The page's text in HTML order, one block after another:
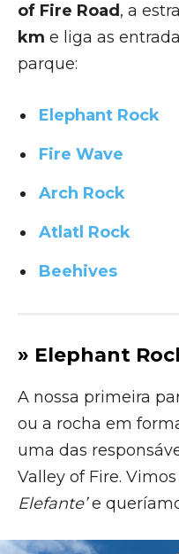
of Fire Road, a
km e liga as
parque:
Elephant Rock
Fire Wave
Arch Rock
Atlatl Rock
Beehives
» Elephant
A nossa primeira
ou a rocha em
uma das
Valley of Fire.
Elefante’e